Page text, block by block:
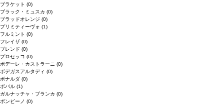
ブラケット (0)
ブラック・ミュスカ (0)
ブラッドオレンジ (0)
プリミティーヴォ (1)
フルミント (0)
フレイザ (0)
ブレンド (0)
プロセッコ (0)
ポデーレ・カストラーニ (0)
ボデガスアルタディ (0)
ボナルダ (0)
ボバル (1)
ガルナッチャ・ブランカ (0)
ボンビーノ (0)